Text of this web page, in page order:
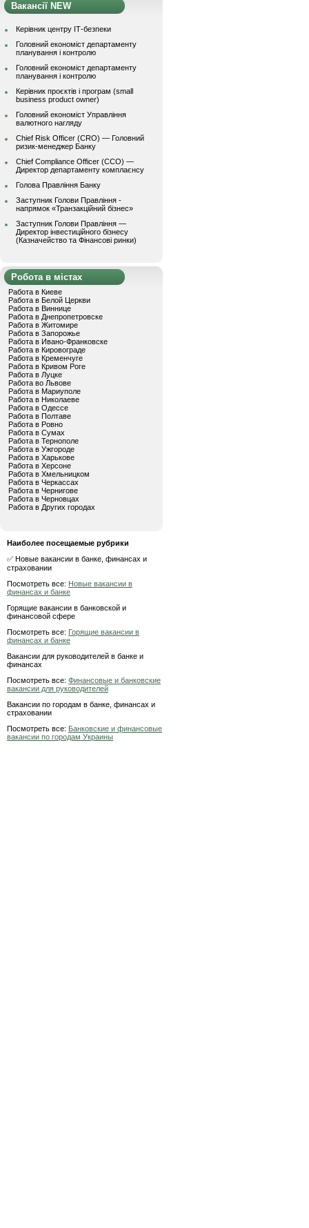
Вакансії NEW
Керівник центру ІТ-безпеки
Головний економіст департаменту
планування і контролю
Головний економіст департаменту
планування і контролю
Керівник проєктів і програм (small
business product owner)
Головний економіст Управління
валютного нагляду
Chief Risk Officer (CRO) — Головний
ризик-менеджер Банку
Chief Compliance Officer (CCO) —
Директор департаменту комплаєнсу
Голова Правління Банку
Заступник Голови Правління -
напрямок «Транзакційний бізнес»
Заступник Голови Правління —
Директор інвестиційного бізнесу
(Казначейство та Фінансові ринки)
Робота в містах
Работа в Киеве
Работа в Белой Церкви
Работа в Виннице
Работа в Днепропетровске
Работа в Житомире
Работа в Запорожье
Работа в Ивано-Франковске
Работа в Кировограде
Работа в Кременчуге
Работа в Кривом Роге
Работа в Луцке
Работа во Львове
Работа в Мариуполе
Работа в Николаеве
Работа в Одессе
Работа в Полтаве
Работа в Ровно
Работа в Сумах
Работа в Тернополе
Работа в Ужгороде
Работа в Харькове
Работа в Херсоне
Работа в Хмельницком
Работа в Черкассах
Работа в Чернигове
Работа в Черновцах
Работа в Других городах
Наиболее посещаемые рубрики
✅ Новые вакансии в банке, финансах и
страховании
Посмотреть все: Новые вакансии в
финансах и банке
Горящие вакансии в банковской и
финансовой сфере
Посмотреть все: Горящие вакансии в
финансах и банке
Вакансии для руководителей в банке и
финансах
Посмотреть все: Финансовые и банковские
вакансии для руководителей
Вакансии по городам в банке, финансах и
страховании
Посмотреть все: Банковские и финансовые
вакансии по городам Украины